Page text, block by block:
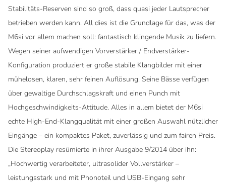
Stabilitäts-Reserven sind so groß, dass quasi jeder Lautsprecher
betrieben werden kann. All dies ist die Grundlage für das, was der
M6si vor allem machen soll: fantastisch klingende Musik zu liefern.
Wegen seiner aufwendigen Vorverstärker / Endverstärker-
Konfiguration produziert er große stabile Klangbilder mit einer
mühelosen, klaren, sehr feinen Auflösung. Seine Bässe verfügen
über gewaltige Durchschlagskraft und einen Punch mit
Hochgeschwindigkeits-Attitude. Alles in allem bietet der M6si
echte High-End-Klangqualität mit einer großen Auswahl nützlicher
Eingänge – ein kompaktes Paket, zuverlässig und zum fairen Preis.
Die Stereoplay resümierte in ihrer Ausgabe 9/2014 über ihn:
„Hochwertig verarbeiteter, ultrasolider Vollverstärker –
leistungsstark und mit Phonoteil und USB-Eingang sehr